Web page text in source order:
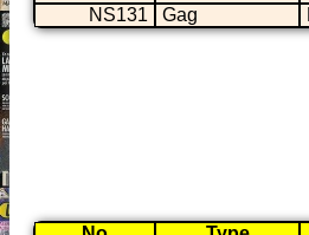
NS131
Gag